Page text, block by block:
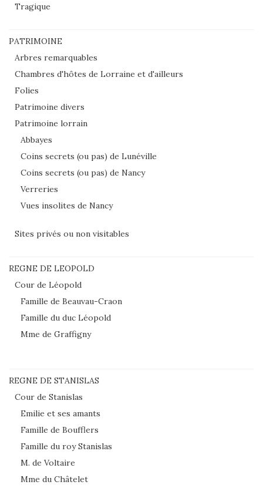
Tragique
PATRIMOINE
Arbres remarquables
Chambres d'hôtes de Lorraine et d'ailleurs
Folies
Patrimoine divers
Patrimoine lorrain
Abbayes
Coins secrets (ou pas) de Lunéville
Coins secrets (ou pas) de Nancy
Verreries
Vues insolites de Nancy
Sites privés ou non visitables
REGNE DE LEOPOLD
Cour de Léopold
Famille de Beauvau-Craon
Famille du duc Léopold
Mme de Graffigny
REGNE DE STANISLAS
Cour de Stanislas
Emilie et ses amants
Famille de Boufflers
Famille du roy Stanislas
M. de Voltaire
Mme du Châtelet